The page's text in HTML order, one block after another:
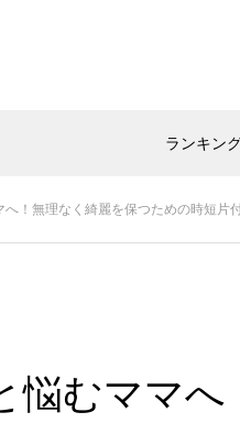
ランキン
！無理なく綺麗を保つための時短片
悩むママへ